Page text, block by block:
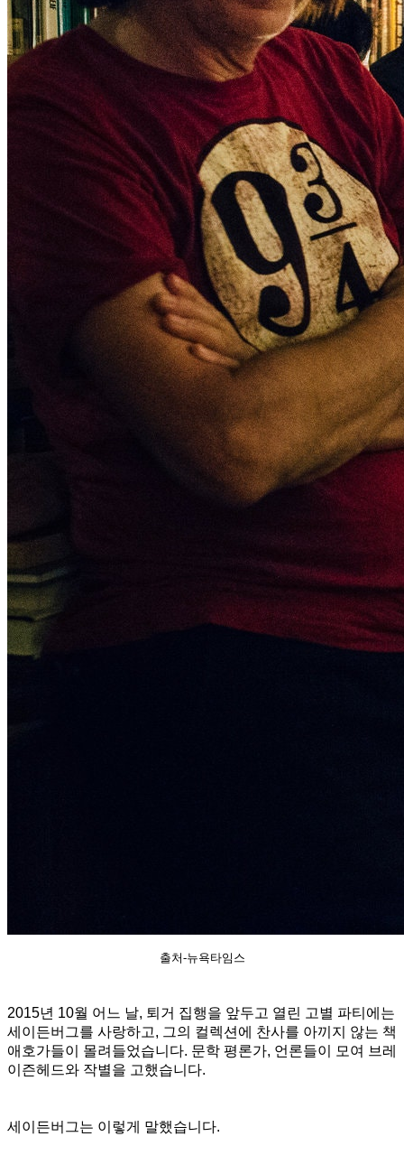
출처-뉴욕타임스
2015년 10월 어느 날, 퇴거 집행을 앞두고 열린 고별 파티에는
세이든버그를 사랑하고, 그의 컬렉션에 찬사를 아끼지 않는 책
애호가들이 몰려들었습니다. 문학 평론가, 언론들이 모여 브레
이즌헤드와 작별을 고했습니다.
세이든버그는 이렇게 말했습니다.